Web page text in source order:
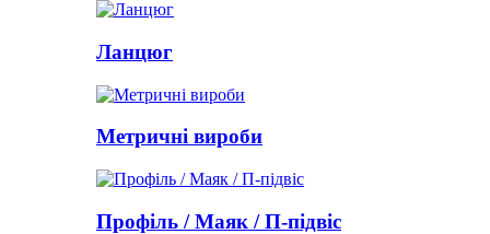
Ланцюг
Метричні вироби
Профіль / Маяк / П-підвіс